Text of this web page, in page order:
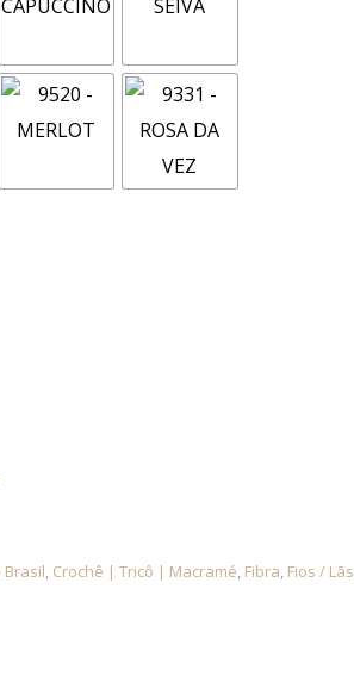
Brasil, Crochê | Tricô | Macramé, Fibra, Fios / Lãs